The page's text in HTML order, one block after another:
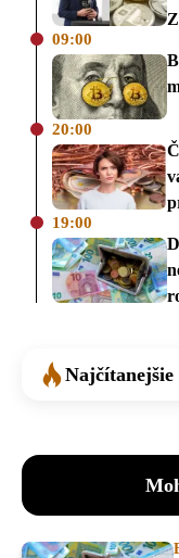
09:00
20:00
19:00
Najčítanejšie